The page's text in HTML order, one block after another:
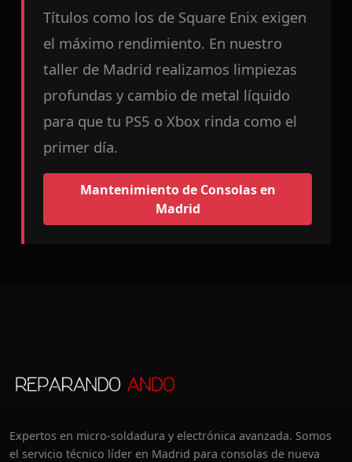
Títulos como los de Square Enix exigen
el máximo rendimiento. En nuestro
taller de Madrid realizamos limpiezas
profundas y cambio de metal líquido
para que tu PS5 o Xbox rinda como el
primer día.
Mantenimiento de Consolas en
Madrid
Expertos en micro-soldadura y electrónica avanzada. Somos
el servicio técnico líder en Madrid para consolas de nueva